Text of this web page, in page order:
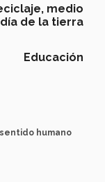
medio
día de la tierra
Educación
humano